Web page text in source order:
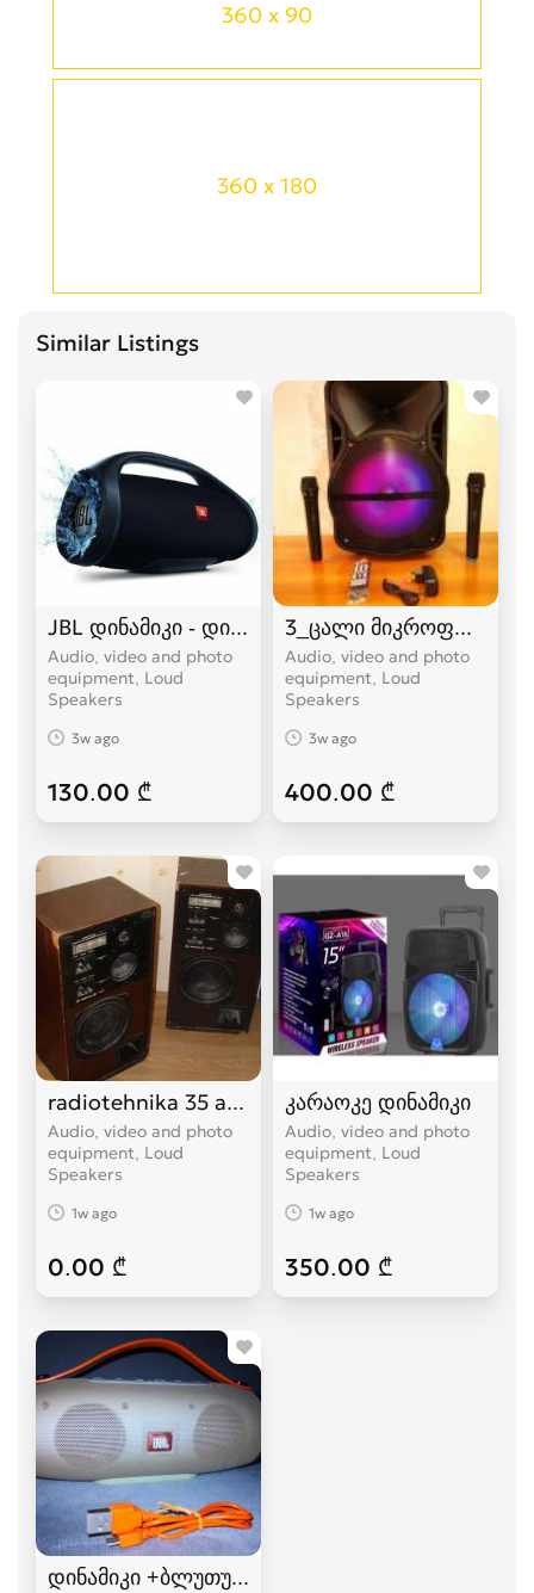
360 x 90
360 x 180
Similar Listings
JBL დინამიკი - დიდი ვერსია
Audio, video and photo
equipment, Loud
Speakers
3w ago
130.00 ₾
3_ცალი
Audio, video and photo
equipment, Loud
Speakers
3w ago
400.00 ₾
radiotehnika 35 ac-1
Audio, video and photo
equipment, Loud
Speakers
1w ago
0.00 ₾
კარაოკე დინამიკი
Audio, video and photo
equipment, Loud
Speakers
1w ago
350.00 ₾
დინამიკი +ბლუთუზი+FM+USB.(K5+)